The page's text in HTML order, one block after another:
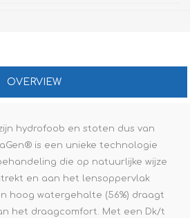
OVERVIEW
hydrofoob en stoten dus van
is een unieke technologie
die op natuurlijke wijze
en aan het lensoppervlak
hoog watergehalte (56%) draagt
het draagcomfort. Met een Dk/t